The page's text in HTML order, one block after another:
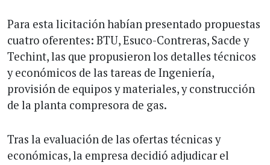
Para esta licitación habían presentado propuestas
cuatro oferentes: BTU, Esuco-Contreras, Sacde y
Techint, las que propusieron los detalles técnicos
y económicos de las tareas de Ingeniería,
provisión de equipos y materiales, y construcción
de la planta compresora de gas.
Tras la evaluación de las ofertas técnicas y
económicas, la empresa decidió adjudicar el